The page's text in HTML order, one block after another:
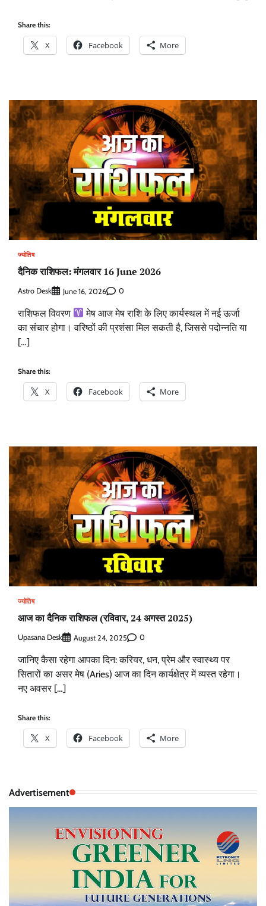
Share this:
X Facebook More
ज्योतिष
दैनिक राशिफल: मंगलवार 16 June 2026
Astro Desk June 16, 2026 0
राशिफल विवरण
मेष आज मेष राशि के लिए कार्यस्थल में नई ऊर्जा
का संचार होगा। वरिष्ठों की प्रशंसा मिल सकती है, जिससे पदोन्नति या
[…]
Share this:
X Facebook More
ज्योतिष
आज का दैनिक राशिफल (रविवार, 24 अगस्त 2025)
Upasana Desk August 24, 2025 0
जानिए कैसा रहेगा आपका दिन: करियर, धन, प्रेम और स्वास्थ्य पर
सितारों का असर मेष (Aries) आज का दिन कार्यक्षेत्र में व्यस्त रहेगा।
नए अवसर […]
Share this:
X Facebook More
Advertisement